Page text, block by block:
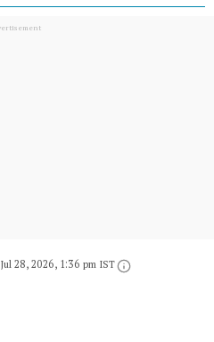
Jul 28, 2026, 1:36 pm IST